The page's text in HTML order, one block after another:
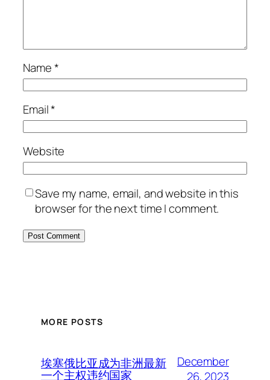
Name*
Email*
Website
Save my name, email, and website in this
browser for the next time I comment.
MORE POSTS
埃塞俄比亚成为非洲最新
一个主权违约国家
December
26, 2023